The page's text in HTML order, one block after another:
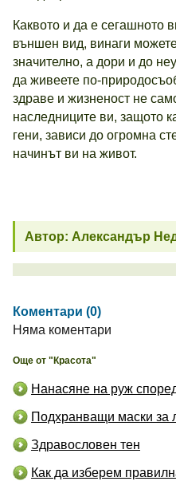
Каквото и да е сегашното
външен вид, винаги
значително, а дори и до
да живеете по-
здраве и жизненост не
наследниците ви, защото
гени, зависи до огромна
начинът ви на живот.
Автор: Александър
Коментари (0)
Няма коментари
Още от "Красота"
Нанасяне на руж
Подхранващи маски за
Здравословен тен
Как да изберем